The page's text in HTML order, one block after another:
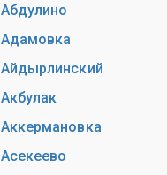
Абдулино
Адамовка
Айдырлинский
Акбулак
Аккермановка
Асекеево